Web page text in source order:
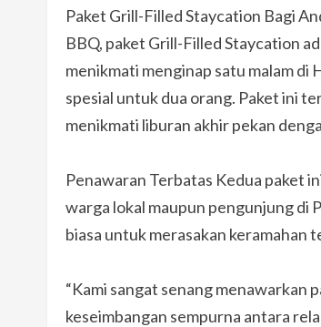
Paket Grill-Filled Staycation Bagi
BBQ, paket Grill-Filled Staycation
menikmati menginap satu malam di
spesial untuk dua orang. Paket ini
menikmati liburan akhir pekan
Penawaran Terbatas Kedua paket
warga lokal maupun pengunjung di
biasa untuk merasakan keramahan
“Kami sangat senang menawarkan
keseimbangan sempurna antara